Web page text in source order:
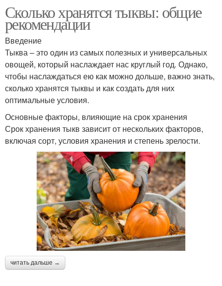
Сколько хранятся тыквы: общие
рекомендации
Введение
Тыква – это один из самых полезных и универсальных
овощей, который наслаждает нас круглый год. Однако,
чтобы наслаждаться ею как можно дольше, важно знать,
сколько хранятся тыквы и как создать для них
оптимальные условия.
Основные факторы, влияющие на срок хранения
Срок хранения тыкв зависит от нескольких факторов,
включая сорт, условия хранения и степень зрелости.
читать дальше →